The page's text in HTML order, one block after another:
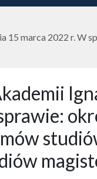
15 marca 2022 r.